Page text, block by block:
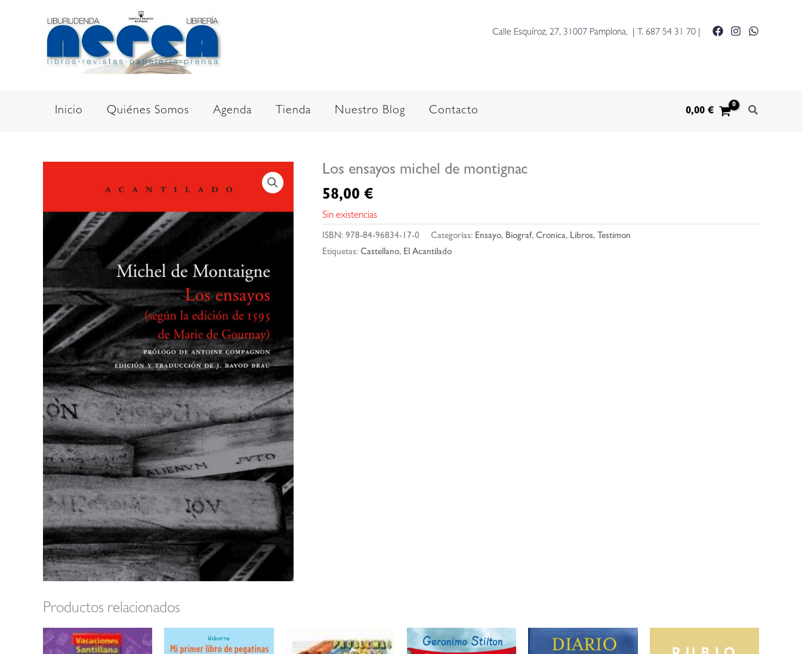
Calle Esquíroz, 27, 31007 Pamplona, | T. 687 54 31 70
Inicio Quiénes Somos Agenda Tienda Nuestro Blog Contacto 0,00€
Los ensayos michel de montignac
58,00 €
Sin existencias
ISBN: 978-84-96834-17-0 Categorías: Ensayo, Biograf, Cronica, Libros, Testimon
Etiquetas: Castellano, El Acantilado
Productos relacionados